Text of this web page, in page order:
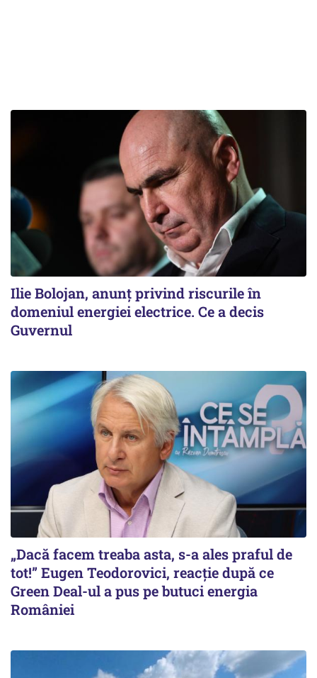
Ilie Bolojan, anunț privind riscurile în
domeniul energiei electrice. Ce a decis
Guvernul
„Dacă facem treaba asta, s-a ales praful de
tot!” Eugen Teodorovici, reacție după ce
Green Deal-ul a pus pe butuci energia
României